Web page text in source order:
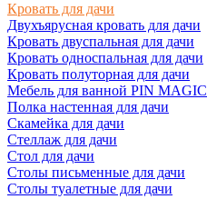
Кровать для дачи
Двухъярусная кровать для дачи
Кровать двуспальная для дачи
Кровать односпальная для дачи
Кровать полуторная для дачи
Мебель для ванной PIN MAGIC
Полка настенная для дачи
Скамейка для дачи
Стеллаж для дачи
Стол для дачи
Столы письменные для дачи
Столы туалетные для дачи